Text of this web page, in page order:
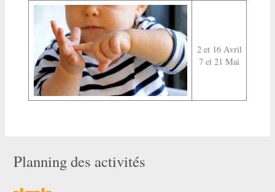
2 et 16 Avril
7 et 21 Mai
Planning des activités